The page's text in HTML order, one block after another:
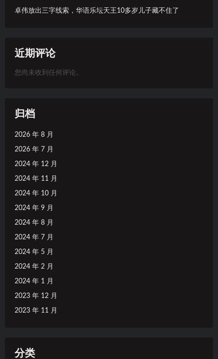
卓伟放出三字线索，华语乐坛天王10多岁儿子藏不住了
近期评论
您尚未收到任何评论。
归档
2026 年 8 月
2026 年 7 月
2024 年 12 月
2024 年 11 月
2024 年 10 月
2024 年 9 月
2024 年 8 月
2024 年 7 月
2024 年 5 月
2024 年 2 月
2024 年 1 月
2023 年 12 月
2023 年 11 月
分类